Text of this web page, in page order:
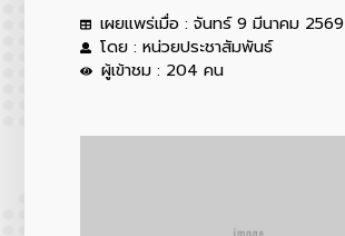
เผยแพร่เมื่อ : จันทร์ 9 มีนาคม 2569
โดย : หน่วยประชาสัมพันธ์
ผู้เข้าชม : 204 คน